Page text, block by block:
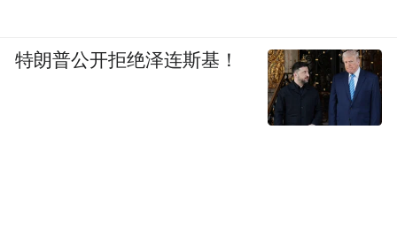
特朗普公开拒绝泽连斯基！